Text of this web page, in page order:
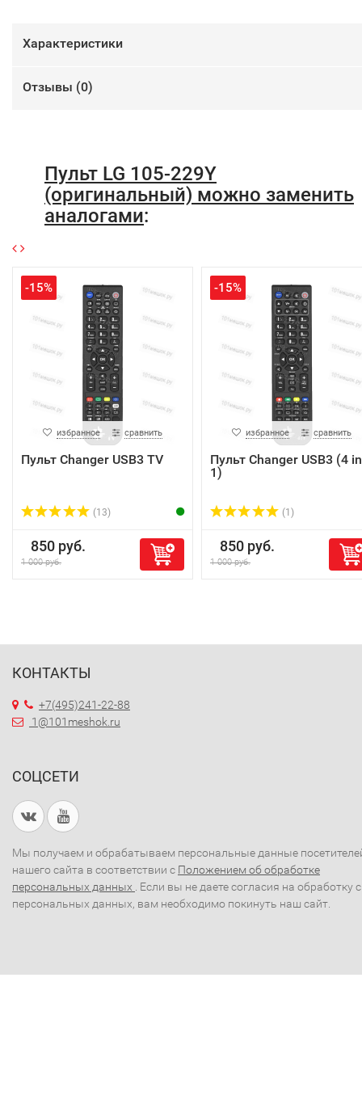
Характеристики
Отзывы (0)
Пульт LG 105-229Y
(оригинальный) можно заменить
аналогами:
-15%
избранное сравнить
Пульт Changer USB3 TV
(13)
850 руб.
1 000 руб.
-15%
избранное сравнить
Пульт Changer USB3 (4 in
1)
(1)
850 руб.
1 000 руб.
КОНТАКТЫ
+7(495)241-22-88
1@101meshok.ru
СОЦСЕТИ
Мы получаем и обрабатываем персональные данные
нашего сайта в соответствии с Положением об обработке
персональных данных . Если вы не даете согласия на обработку
персональных данных, вам необходимо покинуть наш сайт.